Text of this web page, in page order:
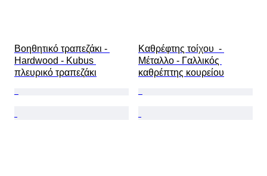
Βοηθητικό τραπεζάκι -
Hardwood - Kubus
πλευρικό τραπεζάκι
Καθρέφτης τοίχου  -
Μέταλλο - Γαλλικός
καθρέπτης κουρείου